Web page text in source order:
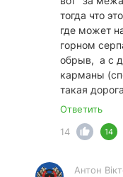
тогда что
где может
горном
обрыв, а с
карманы
такая
Ответить
14
14
Антон